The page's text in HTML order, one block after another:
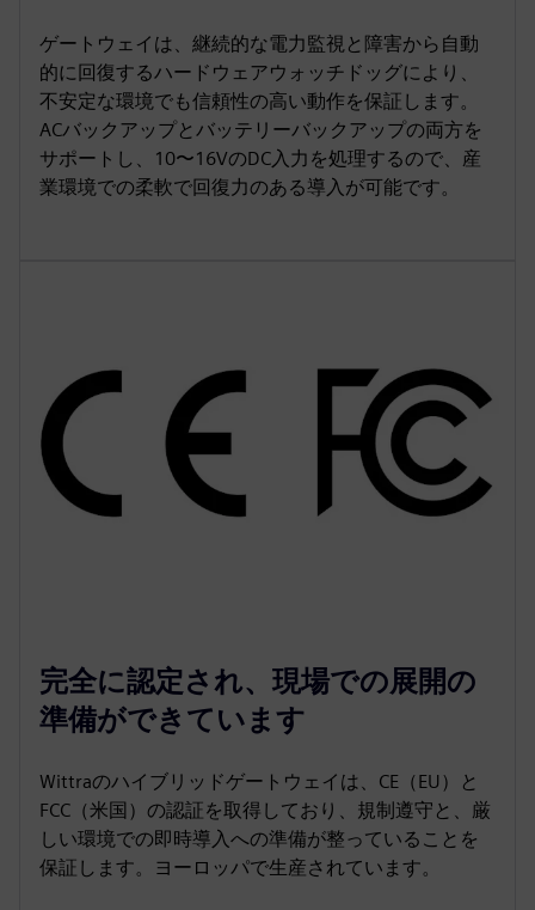
ゲートウェイは、継続的な電力監視と障害から自動
的に回復するハードウェアウォッチドッグにより、
不安定な環境でも信頼性の高い動作を保証します。
ACバックアップとバッテリーバックアップの両方を
サポートし、10〜16VのDC入力を処理するので、産
業環境での柔軟で回復力のある導入が可能です。
完全に認定され、現場での展開の
準備ができています
Wittraのハイブリッドゲートウェイは、CE（EU）と
FCC（米国）の認証を取得しており、規制遵守と、厳
しい環境での即時導入への準備が整っていることを
保証します。ヨーロッパで生産されています。